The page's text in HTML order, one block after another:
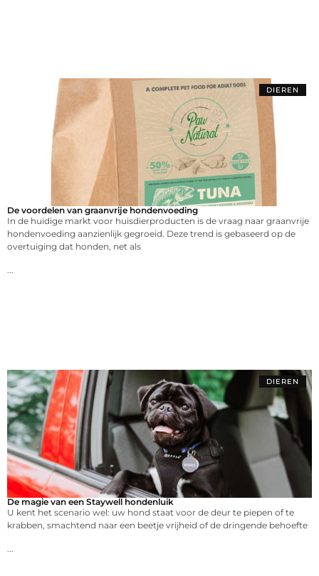
DIEREN
De voordelen van graanvrije hondenvoeding
In de huidige markt voor huisdierproducten is de vraag naar graanvrije
hondenvoeding aanzienlijk gegroeid. Deze trend is gebaseerd op de
overtuiging dat honden, net als
DIEREN
De magie van een Staywell hondenluik
U kent het scenario wel: uw hond staat voor de deur te piepen of te
krabben, smachtend naar een beetje vrijheid of de dringende behoefte